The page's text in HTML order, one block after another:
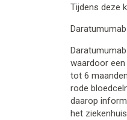
Tijdens deze
waardoor
tot 6
rode
daarop
het